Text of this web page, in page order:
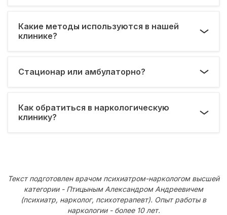
Какие методы используются в нашей
клинике?
Стационар или амбулаторно?
Как обратиться в наркологическую
клинику?
Текст подготовлен врачом психиатром-наркологом высшей
категории - Птицыным Александром Андреевичем
(психиатр, нарколог, психотерапевт). Опыт работы в
наркологии - более 10 лет.